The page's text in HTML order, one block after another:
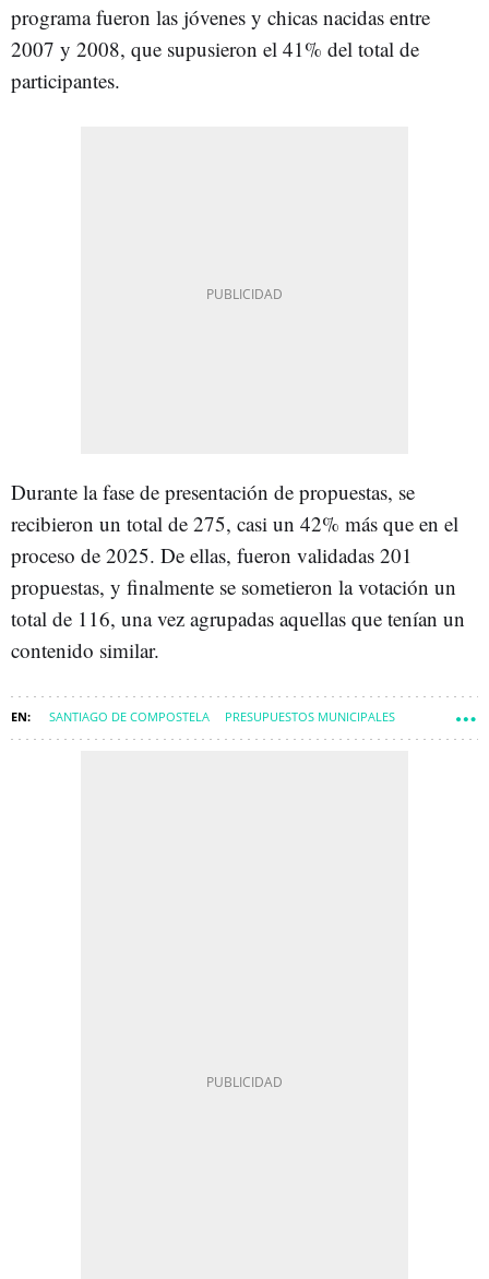
programa fueron las jóvenes y chicas nacidas entre
2007 y 2008, que supusieron el 41% del total de
participantes.
Durante la fase de presentación de propuestas, se
recibieron un total de 275, casi un 42% más que en el
proceso de 2025. De ellas, fueron validadas 201
propuestas, y finalmente se sometieron la votación un
total de 116, una vez agrupadas aquellas que tenían un
contenido similar.
SANTIAGO DE COMPOSTELA PRESUPUESTOS MUNICIPALES